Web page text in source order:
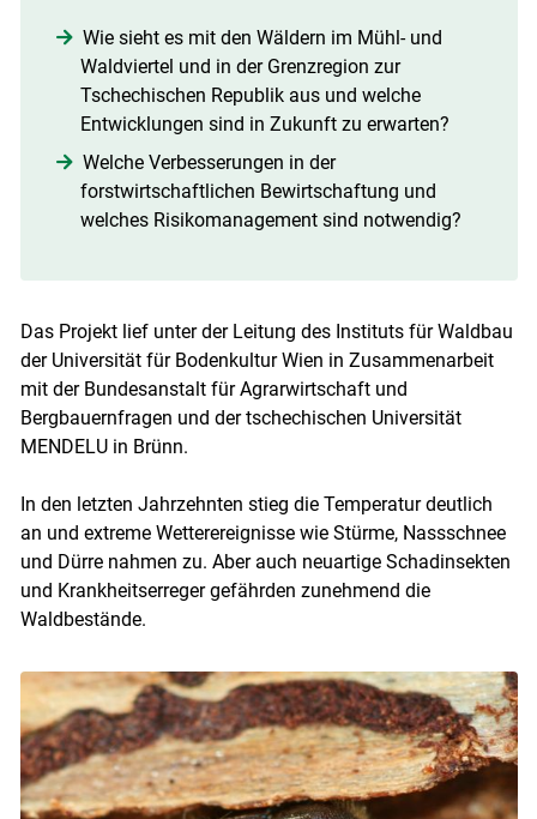
Wie sieht es mit den Wäldern im Mühl- und
Waldviertel und in der Grenzregion zur
Tschechischen Republik aus und welche
Entwicklungen sind in Zukunft zu erwarten?
Welche Verbesserungen in der
forstwirtschaftlichen Bewirtschaftung und
welches Risikomanagement sind notwendig?
Das Projekt lief unter der Leitung des Instituts für Waldbau
der Universität für Bodenkultur Wien in Zusammenarbeit
mit der Bundesanstalt für Agrarwirtschaft und
Bergbauernfragen und der tschechischen Universität
MENDELU in Brünn.
In den letzten Jahrzehnten stieg die Temperatur deutlich
an und extreme Wetterereignisse wie Stürme, Nassschnee
und Dürre nahmen zu. Aber auch neuartige Schadinsekten
und Krankheitserreger gefährden zunehmend die
Waldbestände.